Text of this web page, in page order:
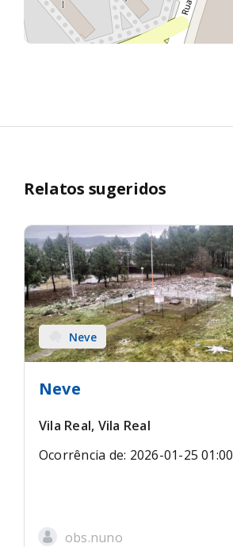
Relatos sugeridos
Neve
Neve
Vila Real, Vila Real
Ocorrência de: 2026-01-25 01:00
obs.nuno